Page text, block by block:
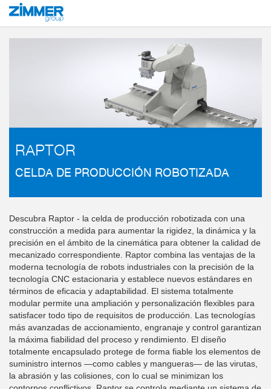
Inicio Productos
RAPTOR
CELDA DE PRODUCCIÓN ROBOTIZADA
Descubra Raptor - la celda de producción robotizada con una
construcción a medida para aumentar la rigidez, la dinámica y la
precisión en el ámbito de la cinemática para obtener la calidad de
mecanizado correspondiente. Raptor combina las ventajas de la
moderna tecnología de robots industriales con la precisión de la
tecnología CNC estacionaria y establece nuevos estándares en
términos de eficacia y adaptabilidad. El sistema totalmente
modular permite una ampliación y personalización flexibles para
satisfacer todo tipo de requisitos de producción. Las tecnologías
más avanzadas de accionamiento, engranaje y control garantizan
la máxima fiabilidad del proceso y rendimiento. El diseño
totalmente encapsulado protege de forma fiable los elementos de
suministro internos —como cables y mangueras— de las virutas,
la abrasión y las colisiones, con lo cual se minimizan los